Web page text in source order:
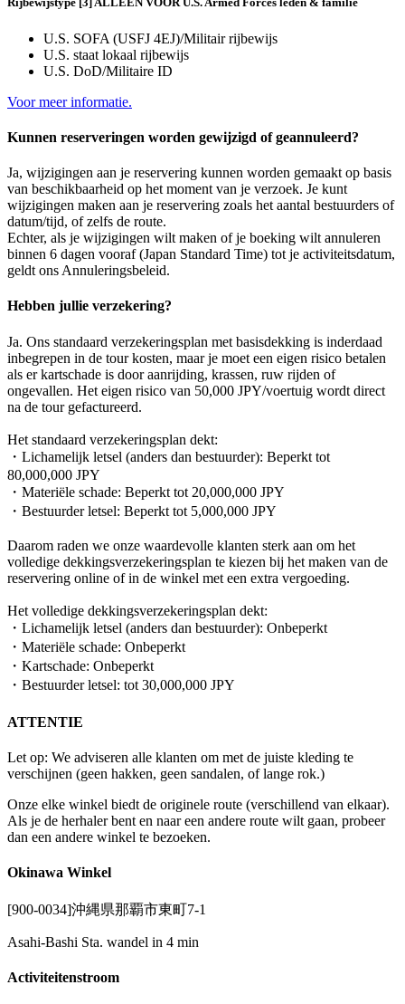
U.S. SOFA (USFJ 4EJ)/Militair rijbewijs
U.S. staat lokaal rijbewijs
U.S. DoD/Militaire ID
Voor meer informatie.
Kunnen reserveringen worden gewijzigd of geannuleerd?
Ja, wijzigingen aan je reservering kunnen worden gemaakt op basis
van beschikbaarheid op het moment van je verzoek. Je kunt
wijzigingen maken aan je reservering zoals het aantal bestuurders of
datum/tijd, of zelfs de route.
Echter, als je wijzigingen wilt maken of je boeking wilt annuleren
binnen 6 dagen vooraf (Japan Standard Time) tot je activiteitsdatum,
geldt ons Annuleringsbeleid.
Hebben jullie verzekering?
Ja. Ons standaard verzekeringsplan met basisdekking is inderdaad
inbegrepen in de tour kosten, maar je moet een eigen risico betalen
als er kartschade is door aanrijding, krassen, ruw rijden of
ongevallen. Het eigen risico van 50,000 JPY/voertuig wordt direct
na de tour gefactureerd.
Het standaard verzekeringsplan dekt:
・Lichamelijk letsel (anders dan bestuurder): Beperkt tot
80,000,000 JPY
・Materiële schade: Beperkt tot 20,000,000 JPY
・Bestuurder letsel: Beperkt tot 5,000,000 JPY
Daarom raden we onze waardevolle klanten sterk aan om het
volledige dekkingsverzekeringsplan te kiezen bij het maken van de
reservering online of in de winkel met een extra vergoeding.
Het volledige dekkingsverzekeringsplan dekt:
・Lichamelijk letsel (anders dan bestuurder): Onbeperkt
・Materiële schade: Onbeperkt
・Kartschade: Onbeperkt
・Bestuurder letsel: tot 30,000,000 JPY
ATTENTIE
Let op: We adviseren alle klanten om met de juiste kleding te
verschijnen (geen hakken, geen sandalen, of lange rok.)
Onze elke winkel biedt de originele route (verschillend van elkaar).
Als je de herhaler bent en naar een andere route wilt gaan, probeer
dan een andere winkel te bezoeken.
Okinawa Winkel
[900-0034]沖縄県那覇市東町7-1
Asahi-Bashi Sta. wandel in 4 min
Activiteitenstroom